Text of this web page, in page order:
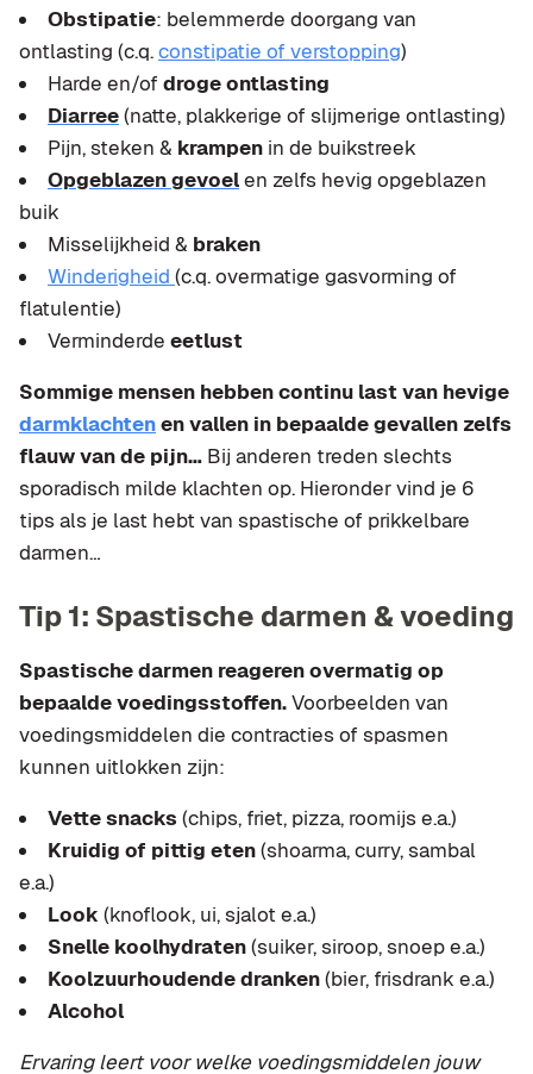
Obstipatie: belemmerde doorgang van
ontlasting (c.q.constipatie of verstopping)
Harde en/of droge ontlasting
Diarree(natte, plakkerige of slijmerige ontlasting)
Pijn, steken & krampen in de buikstreek
Opgeblazen gevoelen zelfs hevig opgeblazen
buik
Misselijkheid & braken
Winderigheid (c.q. overmatige gasvorming of
flatulentie)
Verminderde eetlust
Sommige mensen hebben continu last van hevige
darmklachtenen vallen in bepaalde gevallen zelfs
flauw van de pijn… Bij anderen treden slechts
sporadisch milde klachten op. Hieronder vind je 6
tips als je last hebt van spastische of prikkelbare
darmen…
Tip 1: Spastische darmen & voeding
Spastische darmen reageren overmatig op
bepaalde voedingsstoffen.Voorbeelden van
voedingsmiddelen die contracties of spasmen
kunnen uitlokken zijn:
Vette snacks (chips, friet, pizza, roomijs e.a.)
Kruidig of pittig eten(shoarma, curry, sambal
e.a.)
Look (knoflook, ui, sjalot e.a.)
Snelle koolhydraten(suiker, siroop, snoep e.a.)
Koolzuurhoudende dranken(bier, frisdrank e.a.)
Alcohol
Ervaring leert voor welke voedingsmiddelen jouw